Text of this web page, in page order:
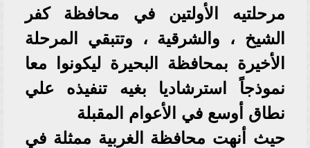
مرحلتيه الأولتين في محافظة كفر
الشيخ ، والشرقية ، وتتبقي المرحلة
الأخيرة بمحافظة البحيرة ليكونوا معا
نموذجاً استرشاديا بغيه تنفيذه علي
نطاق أوسع في الأعوام المقبلة
حيث أنهت محافظة الغربية ممثلة في